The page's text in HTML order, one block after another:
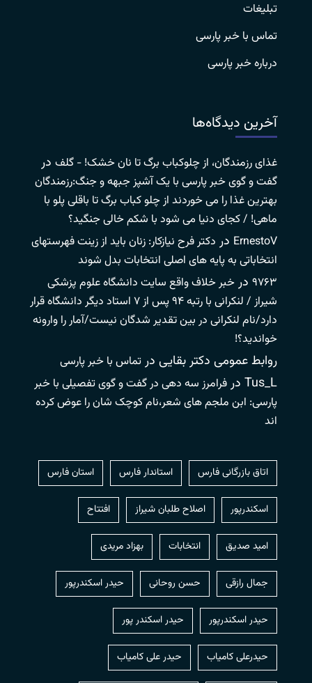
تبلیغات
تماس با خبر پارسی
درباره خبر پارسی
آخرین دیدگاه‌ها
غذای رزمندگان، از چلوکباب برگ تا نان خشک! - گلف در
گفت و گوی خبر پارسی با یک آشپز جبهه و جنگ:رزمندگان
بهترین غذا را می خوردند از چلو کباب برگ تا باقلی پلو با
ماهی! / کجای دنیا می شود با شکم خالی جنگید؟
ErnestoV در دکتر فرح نیازکار: زنان باید از زینت فهرستهای
انتخاباتی به پایه های اصلی انتخابات بدل شوند
۹۷۶۳ در خبر خلاف واقع سایت دانشگاه علوم پزشکی
شیراز / لنکرانی با رتبه ۹۴ پس از ۷ استاد دیگر دانشگاه قرار
دارد/نام لنکرانی در بین تقدیر شدگان نیست/آمار را وارونه
خواندید؟!
روابط عمومی دکتر بقایی در تماس با خبر پارسی
Tus_L در فرامرز سه دهی در گفت و گوی تفصیلی با خبر
پارسی: ابن ملجم های شعر،نام کوچک شان را عوض کرده
اند
اتاق بازرگانی فارس استاندار فارس استان فارس
اسکندرپور اصلاح طلبان شیراز افتتاح
امید صدیق انتخابات بهزاد مریدی
جمال رازقی حسن روحانی حيدر اسكندرپور
حیدر اسکندرپور حیدر اسکندر پور
حیدرعلی کامیاب حیدر علی کامیاب